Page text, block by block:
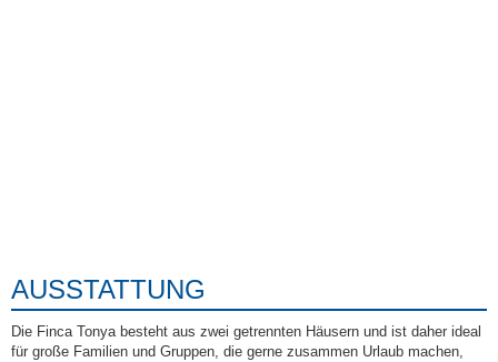
AUSSTATTUNG
Die Finca Tonya besteht aus zwei getrennten Häusern und ist daher ideal
für große Familien und Gruppen, die gerne zusammen Urlaub machen,